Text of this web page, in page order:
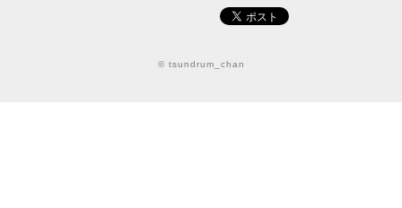
© tsundrum_chan